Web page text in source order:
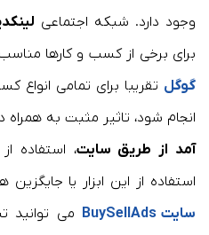
وجود دارد. شبکه اجتماعی
برای برخی از کسب و کارها
گوگل تقریبا برای تمامی انواع
انجام شود، تاثیر مثبت به
آمد از طریق سایت، استفاده از
استفاده از این ابزار یا
سایت BuySellAds
می توانید